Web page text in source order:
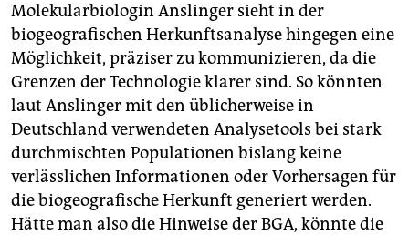
Molekularbiologin Anslinger sieht in der
biogeografischen Herkunftsanalyse hingegen eine
Möglichkeit, präziser zu kommunizieren, da die
Grenzen der Technologie klarer sind. So könnten
laut Anslinger mit den üblicherweise in
Deutschland verwendeten Analysetools bei stark
durchmischten Populationen bislang keine
verlässlichen Informationen oder Vorhersagen für
die biogeografische Herkunft generiert werden.
Hätte man also die Hinweise der BGA, könnte die